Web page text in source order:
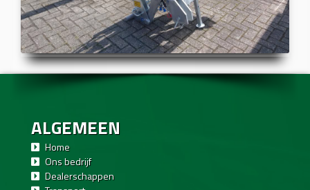
ALGEMEEN
Home
Ons bedrijf
Dealerschappen